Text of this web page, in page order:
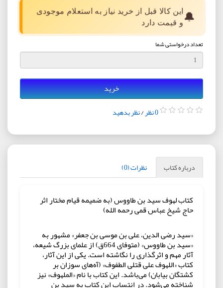
🔔این کالا قبل از خرید نیاز به استعلام موجودی
و قیمت دارد
تعداد درخواستی شما
خرید
0 نظر /نظر بدهید
درباره کتاب نظرات (0)
کتاب لهوف سید بن طاووس (به ضمیمه قیام مختار اثر
حاج شیخ عباس قمی رحمه الله)
«سید رضی الدین، على بن موسى بن جعفر» مشهور به
«سید بن طاووس» (متوفای 664ق) از علمای بزرگ شیعه،
آثار مهم و اثرگذاری را نگاشته است. یکی از این آثار،
کتاب «اللهوف علی قتلی الطفوف» (آه‌هاى سوزان بر
کشتگان بیابان) می‌باشد. این کتاب با نام «الملهوف» نیز
شناخته می‌شود. در انتساب این کتاب به سید بن